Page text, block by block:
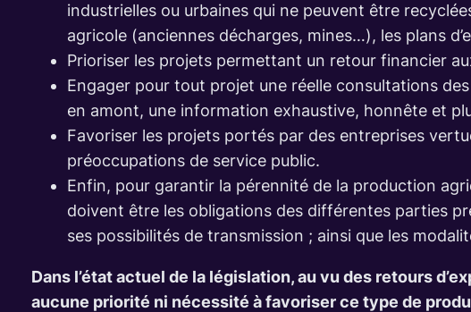
industrielles ou urbaines qui ne peuvent être
agricole (anciennes décharges, mines…), les plans
Prioriser les projets permettant un retour financier
Engager pour tout projet une réelle consultations
en amont, une information exhaustive, honnête et
Favoriser les projets portés par des entreprises
préoccupations de service public.
Enfin, pour garantir la pérennité de la production
doivent être les obligations des différentes parties
ses possibilités de transmission ; ainsi que les
Dans l’état actuel de la législation, au vu des retours
aucune priorité ni nécessité à favoriser ce type de